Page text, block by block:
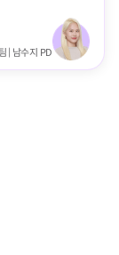
| 남수지 PD